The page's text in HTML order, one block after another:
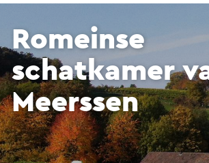
Romeinse
schatkamer
Meerssen